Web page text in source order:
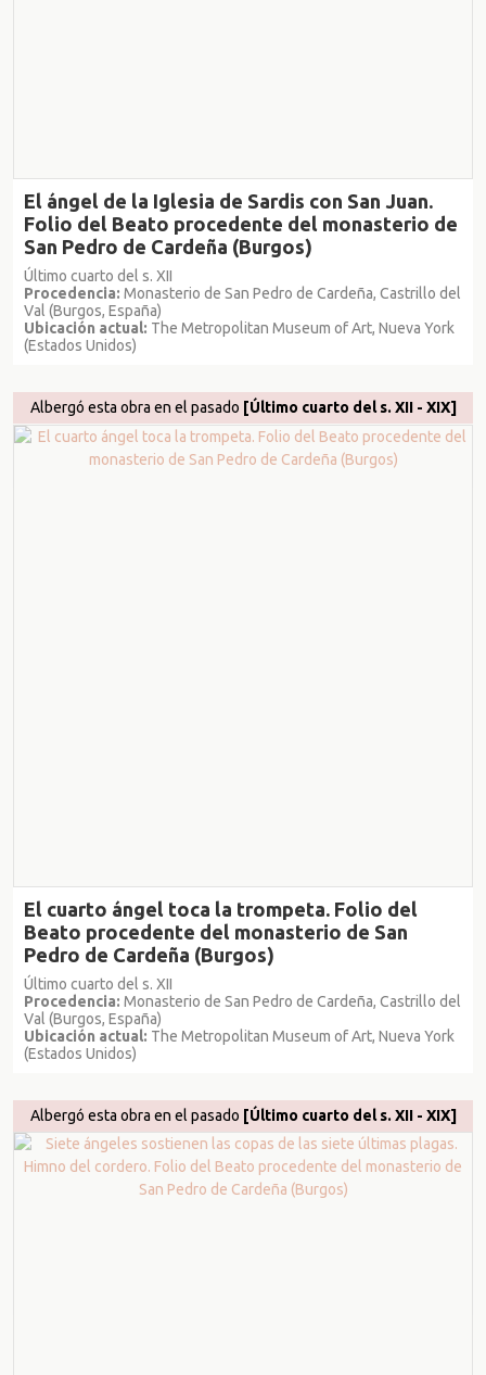
El ángel de la Iglesia de Sardis con San Juan.
Folio del Beato procedente del monasterio de
San Pedro de Cardeña (Burgos)
Último cuarto del s. XII
Procedencia: Monasterio de San Pedro de Cardeña, Castrillo del
Val (Burgos, España)
Ubicación actual: The Metropolitan Museum of Art, Nueva York
(Estados Unidos)
Albergó esta obra en el pasado [Último cuarto del s. XII - XIX]
El cuarto ángel toca la trompeta. Folio del
Beato procedente del monasterio de San
Pedro de Cardeña (Burgos)
Último cuarto del s. XII
Procedencia: Monasterio de San Pedro de Cardeña, Castrillo del
Val (Burgos, España)
Ubicación actual: The Metropolitan Museum of Art, Nueva York
(Estados Unidos)
Albergó esta obra en el pasado [Último cuarto del s. XII - XIX]